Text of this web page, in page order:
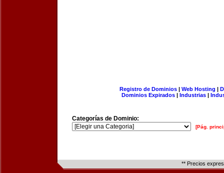
Registro de Dominios| Web Hosting |
Dominios Expirados | Industrias |
Categorías de Dominio:
[Pág.
** Precios